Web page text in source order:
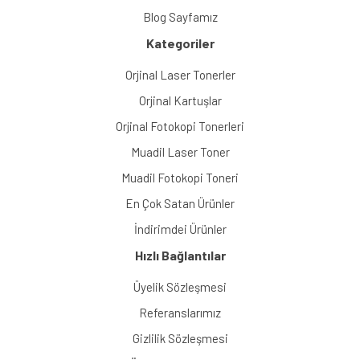
Blog Sayfamız
Kategoriler
Orjinal Laser Tonerler
Orjinal Kartuşlar
Orjinal Fotokopi Tonerleri
Muadil Laser Toner
Muadil Fotokopi Toneri
En Çok Satan Ürünler
İndirimdei Ürünler
Hızlı Bağlantılar
Üyelik Sözleşmesi
Referanslarımız
Gizlilik Sözleşmesi